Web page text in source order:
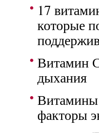
17
которые
Витамин
дыхания
факторы